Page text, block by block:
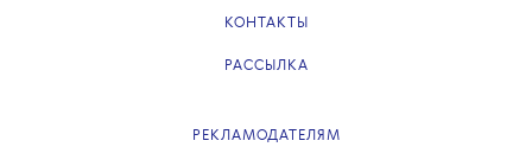
КОНТАКТЫ
РАССЫЛКА
РЕКЛАМОДАТЕЛЯМ